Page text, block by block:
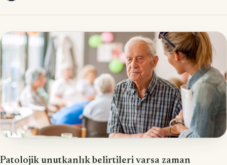
Patolojik unutkanlık belirtileri varsa zaman